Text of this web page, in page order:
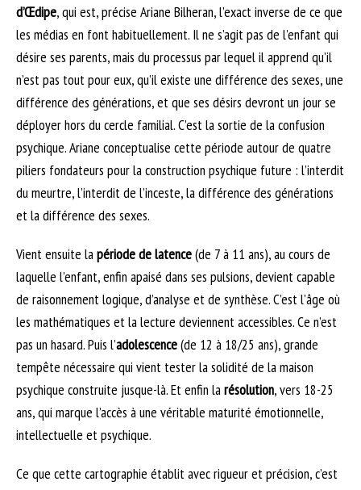
d’Œdipe, qui est, précise Ariane Bilheran, l’exact inverse de ce que
les médias en font habituellement. Il ne s’agit pas de l’enfant qui
désire ses parents, mais du processus par lequel il apprend qu’il
n’est pas tout pour eux, qu’il existe une différence des sexes, une
différence des générations, et que ses désirs devront un jour se
déployer hors du cercle familial. C’est la sortie de la confusion
psychique. Ariane conceptualise cette période autour de quatre
piliers fondateurs pour la construction psychique future : l’interdit
du meurtre, l’interdit de l’inceste, la différence des générations
et la différence des sexes.
Vient ensuite lapériode de latence(de 7 à 11 ans), au cours de
laquelle l’enfant, enfin apaisé dans ses pulsions, devient capable
de raisonnement logique, d’analyse et de synthèse. C’est l’âge où
les mathématiques et la lecture deviennent accessibles. Ce n’est
pas un hasard. Puis l’adolescence(de 12 à 18/25 ans), grande
tempête nécessaire qui vient tester la solidité de la maison
psychique construite jusque-là. Et enfin larésolution, vers 18-25
ans, qui marque l’accès à une véritable maturité émotionnelle,
intellectuelle et psychique.
Ce que cette cartographie établit avec rigueur et précision, c’est